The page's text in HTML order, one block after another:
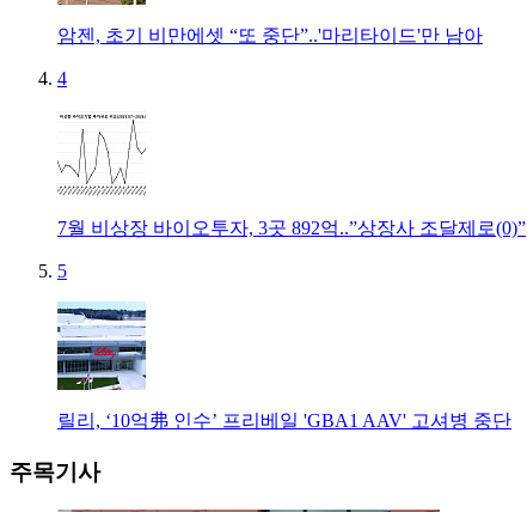
암젠, 초기 비만에셋 “또 중단”..'마리타이드'만 남아
4
7월 비상장 바이오투자, 3곳 892억..”상장사 조달제로(0)”
5
릴리, ‘10억弗 인수’ 프리베일 'GBA1 AAV' 고셔병 중단
주목기사